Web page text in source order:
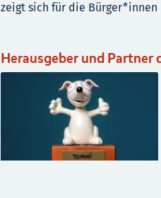
zeigt sich für die
Herausgeber und Partner